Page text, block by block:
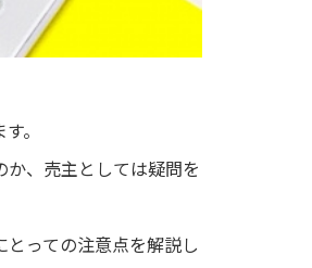
。
、売主としては疑問を
っての注意点を解説し